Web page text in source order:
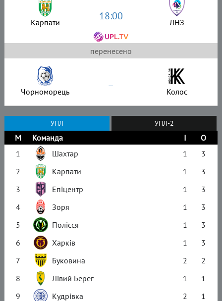
Карпати 18:00 ЛНЗ
перенесено
Чорноморець – Колос
УПЛ УПЛ-2
М Команда І
О
1
Шахтар 1
3
2
Карпати 1
3
3
Епіцентр 1
3
4
Зоря 1
3
5
Полісся 1
3
6
Харків 1
3
7
Буковина 2
2
8
Лівий Берег 1
1
9
Кудрівка 2
1